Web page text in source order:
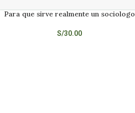
LEER MÁS
Para que sirve realmente un sociologo
S/30.00